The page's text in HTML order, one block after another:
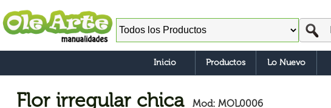
Inicio Productos Lo Nuevo
Flor irregular chica Mod: MOL0006